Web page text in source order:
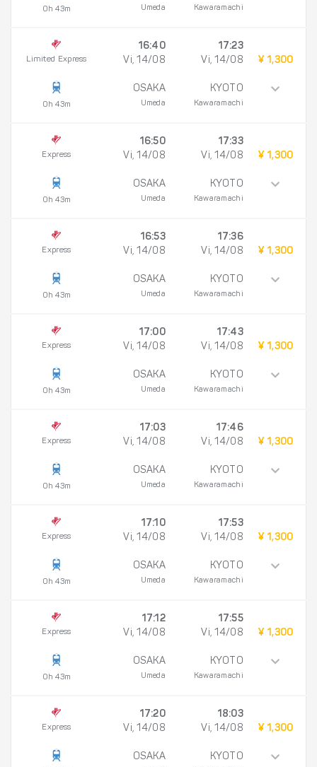
0h 43m Umeda Kawaramachi
Limited Express
0h 43m
16:40
Vi, 14/08
OSAKA
Umeda
17:23
Vi, 14/08
KYOTO
Kawaramachi
¥ 1,300
Express
0h 43m
16:50
Vi, 14/08
OSAKA
Umeda
17:33
Vi, 14/08
KYOTO
Kawaramachi
¥ 1,300
Express
0h 43m
16:53
Vi, 14/08
OSAKA
Umeda
17:36
Vi, 14/08
KYOTO
Kawaramachi
¥ 1,300
Express
0h 43m
17:00
Vi, 14/08
OSAKA
Umeda
17:43
Vi, 14/08
KYOTO
Kawaramachi
¥ 1,300
Express
0h 43m
17:03
Vi, 14/08
OSAKA
Umeda
17:46
Vi, 14/08
KYOTO
Kawaramachi
¥ 1,300
Express
0h 43m
17:10
Vi, 14/08
OSAKA
Umeda
17:53
Vi, 14/08
KYOTO
Kawaramachi
¥ 1,300
Express
0h 43m
17:12
Vi, 14/08
OSAKA
Umeda
17:55
Vi, 14/08
KYOTO
Kawaramachi
¥ 1,300
Express
17:20
Vi, 14/08
OSAKA
18:03
Vi, 14/08
KYOTO
¥ 1,300